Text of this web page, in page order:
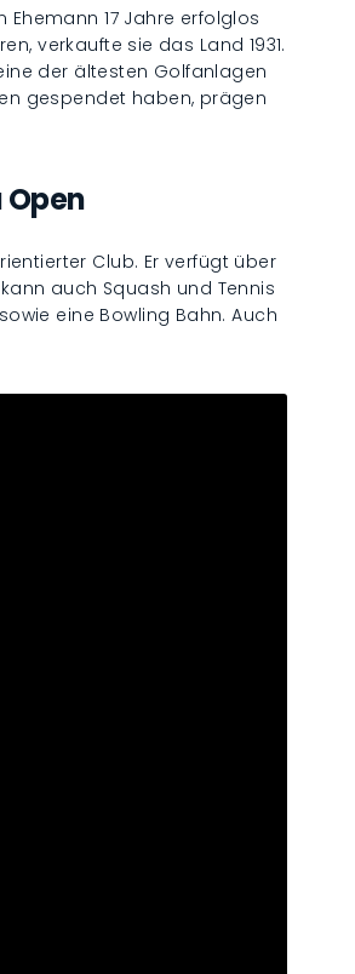
17 Jahre erfolglos
verkaufte sie das Land 1931.
der ältesten Golfanlagen
gespendet haben, prägen
Club. Er verfügt über
auch Squash und Tennis
eine Bowling Bahn. Auch